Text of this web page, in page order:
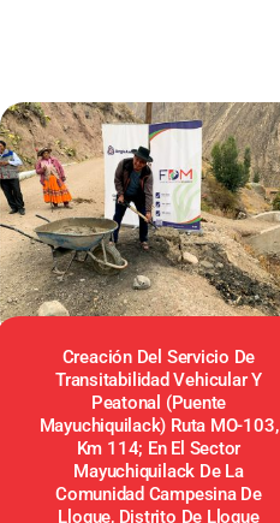
Creación Del Servicio De
Transitabilidad Vehicular Y
Peatonal (puente
Mayuchiquilack) Ruta MO-103,
Km 114; En El Sector
Mayuchiquilack De La
Comunidad Campesina De
Lloque, Distrito De Lloque